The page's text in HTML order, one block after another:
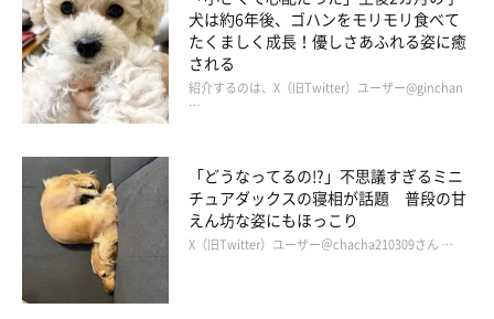
飼い主さん曰く、チャイくんは「マイペースでおっとり甘えん
坊、そして天真爛漫で物おじをしない性格」とのこと。
そんなチャイくんの魅力を飼い主さんに聞いてみると…
飼い主さん：
「人も犬も大好きで、どこに行ってもかわいがられ、ずっとしっ
ぽを振っています。
おっとりとした仕草と、信頼しきって見つめ
てくる瞳が魅力でいつもメロメロになっています
犬は約6年後、ゴハンをモリモリ食べて
たくましく成長！優しさあふれる姿に癒
される
紹介するのは、X（旧Twitter）ユーザー@ginchan
…
「どうなってるの!?」不思議すぎるミニ
チュアダックスの寝相が話題 普段の甘
えん坊な姿にもほっこり
X（旧Twitter）ユーザー＠chacha210309さん …